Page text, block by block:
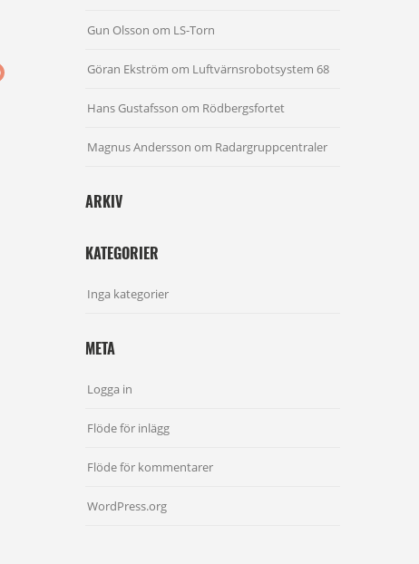
Gun Olsson om LS-Torn
Göran Ekström om Luftvärnsrobotsystem 68
Hans Gustafsson om Rödbergsfortet
Magnus Andersson om Radargruppcentraler
ARKIV
KATEGORIER
Inga kategorier
META
Logga in
Flöde för inlägg
Flöde för kommentarer
WordPress.org